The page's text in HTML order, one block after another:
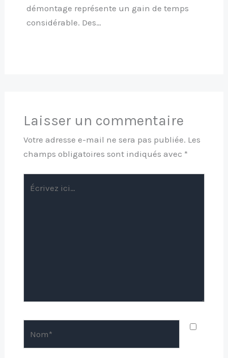
démontage représente un gain de temps
considérable. Des…
Laisser un commentaire
Votre adresse e-mail ne sera pas publiée. Les
champs obligatoires sont indiqués avec *